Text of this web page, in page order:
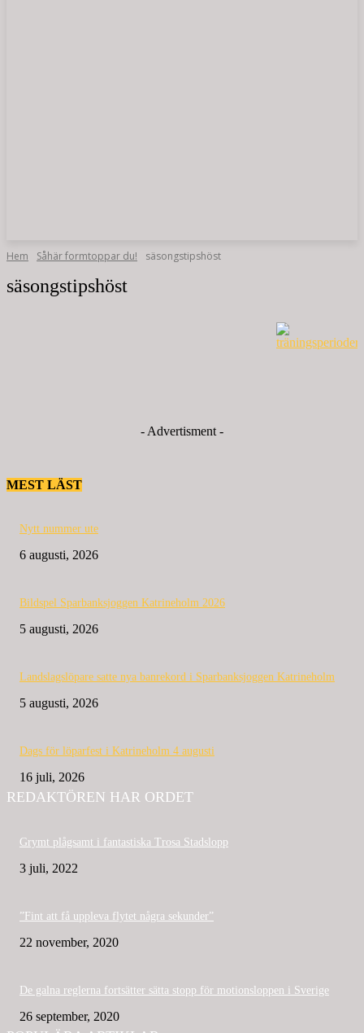
Hem Såhär formtoppar du! säsongstipshöst
säsongstipshöst
- Advertisment -
MEST LÄST
Nytt nummer ute
6 augusti, 2026
Bildspel Sparbanksjoggen Katrineholm 2026
5 augusti, 2026
Landslagslöpare satte nya banrekord i Sparbanksjoggen Katrineholm
5 augusti, 2026
Dags för löparfest i Katrineholm 4 augusti
16 juli, 2026
REDAKTÖREN HAR ORDET
Grymt plågsamt i fantastiska Trosa Stadslopp
3 juli, 2022
”Fint att få uppleva flytet några sekunder”
22 november, 2020
De galna reglerna fortsätter sätta stopp för motionsloppen i Sverige
26 september, 2020